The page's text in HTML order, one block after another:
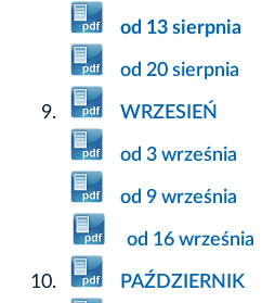
od 13 sierpnia
od 20 sierpnia
WRZESIEŃ
od 3 września
od 9 września
od 16 września
PAŹDZIERNIK